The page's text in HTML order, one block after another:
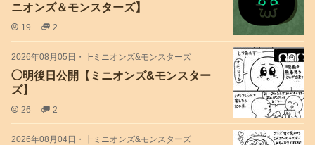
ニオンズ＆モンスターズ】
19 2
2026年08月05日 ・ ┝ミニオンズ&モンスターズ
◯明後日公開【ミニオンズ&モンスター
ズ】
26 2
2026年08月04日 ・ ┝ミニオンズ&モンスターズ